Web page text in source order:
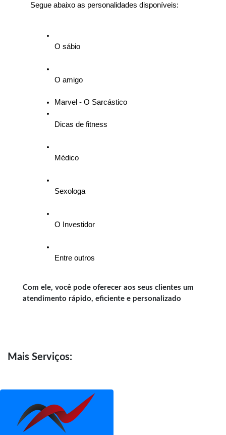
Segue abaixo as personalidades disponíveis:
O sábio
O amigo
Marvel - O Sarcástico
Dicas de fitness
Médico
Sexologa
O Investidor
Entre outros
Com ele, você pode oferecer aos seus clientes um
atendimento rápido, eficiente e personalizado
Mais Serviços: